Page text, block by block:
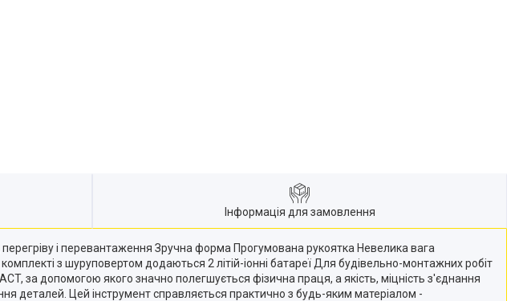
Інформація для замовлення
і перевантаження Зручна форма Прогумована рукоятка Невелика вага
з шуруповертом додаються 2 літій-іонні батареї Для будівельно-монтажних робіт
за допомогою якого значно полегшується фізична праця, а якість, міцність з'єднання
деталей. Цей інструмент справляється практично з будь-яким матеріалом -